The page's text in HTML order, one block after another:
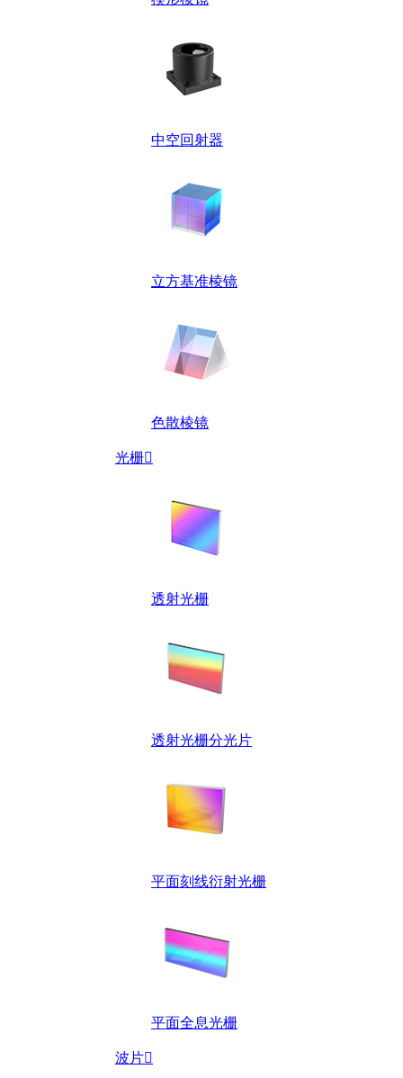
中空回射器
立方基准棱镜
色散棱镜
光栅
透射光栅
透射光栅分光片
平面刻线衍射光栅
平面全息光栅
波片